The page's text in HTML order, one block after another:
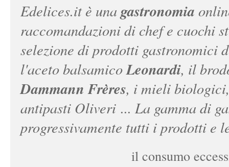
Edelices.itè una gastronomia
raccomandazioni di chef e cuochi
selezione di prodotti gastronomici
l'aceto balsamicoLeonardi, il
Dammann Frères, i mieli
antipasti Oliveri ... La gamma di
progressivamente tutti i prodotti e
il consumo